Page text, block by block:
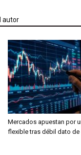
autor
Mercados apuestan por
flexible tras débil dato de